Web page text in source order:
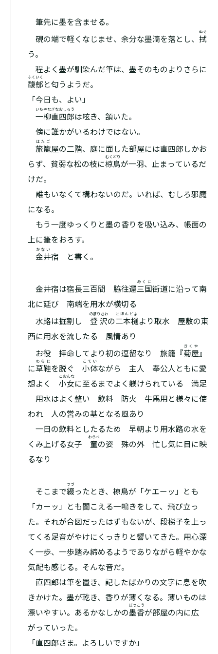
筆先に墨を含ませる。
硯の端で軽くなじませ、余分な墨滴を落とし、 拭
ぬぐ
う。
程よく墨が馴染んだ筆は、墨そのものよりさらに
馥郁
ふくいく
と匂うようだ。
「今日も、よい」
一柳直四郎
いちやなぎなおしろう
は呟き、頷いた。
傍に誰かがいるわけではない。
旅籠
はたご
屋の二階、庭に面した部屋には直四郎しかお
らず、貧弱な松の枝に椋鳥
むくどり
が一羽、止まっているだ
けだ。
誰もいなくて構わないのだ。いれば、むしろ邪魔
になる。
もう一度ゆっくりと墨の香りを吸い込み、帳面の
上に筆をおろす。
金井
かない
宿 と書く。
金井宿は宿長三百間 脇往還三国
みくに
街道に沿って南
北に延び 南端を用水が横切る
水路は掘割し 登沢
のぼりさわ
の二本樋
にほんどよ
より取水 屋敷の東
西に用水を流したる 風情あり
お役 拝命してより初の逗留なり 旅籠『菊屋
きくや
』
に草鞋
わらじ
を脱ぐ 小体
こてい
ながら 主人 奉公人ともに愛
想よく 小女
こおんな
に至るまでよく躾けられている 満足
用水はよく整い 飲料 防火 牛馬用と様々に使
われ 人の営みの基となる風あり
一日の飲料としたるため 早朝より用水路の水を
くみ上げる女子 童
わらべ
の姿 殊の外 忙し気に目に映
るなり
そこまで綴
つづ
ったとき、椋鳥が「ケエーッ」とも
「カーッ」とも聞こえる一鳴きをして、飛び立っ
た。それが合図だったはずもないが、段梯子を上っ
てくる足音がやけにくっきりと響いてきた。用心深
く一歩、一歩踏み締めるようでありながら軽やかな
気配も感じる。そんな音だ。
直四郎は筆を置き、記したばかりの文字に息を吹
きかけた。墨が乾き、香りが薄くなる。薄いものは
漂いやすい。あるかなしかの墨香
ぼつこう
が部屋の内に広
がっていった。
「直四郎さま。よろしいですか」